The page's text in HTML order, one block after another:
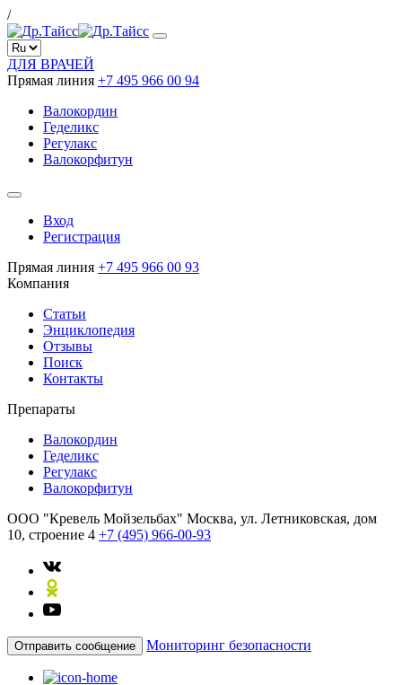
/
ДЛЯ ВРАЧЕЙ
Прямая линия +7 495 966 00 94
Валокордин
Геделикс
Регулакс
Валокорфитун
Вход
Регистрация
Прямая линия +7 495 966 00 93
Компания
Статьи
Энциклопедия
Отзывы
Поиск
Контакты
Препараты
Валокордин
Геделикс
Регулакс
Валокорфитун
ООО "Кревель Мойзельбах" Москва, ул. Летниковская, дом
10, строение 4 +7 (495) 966-00-93
Отправить сообщение Мониторинг безопасности